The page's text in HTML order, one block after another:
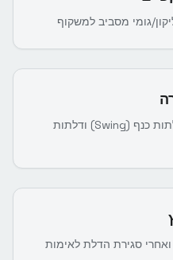
גומי מסביב למשקוף
וידוא תפקוד תקין של דלתות כנף (Swing) ודלתות
סגירת הדלת לאימות